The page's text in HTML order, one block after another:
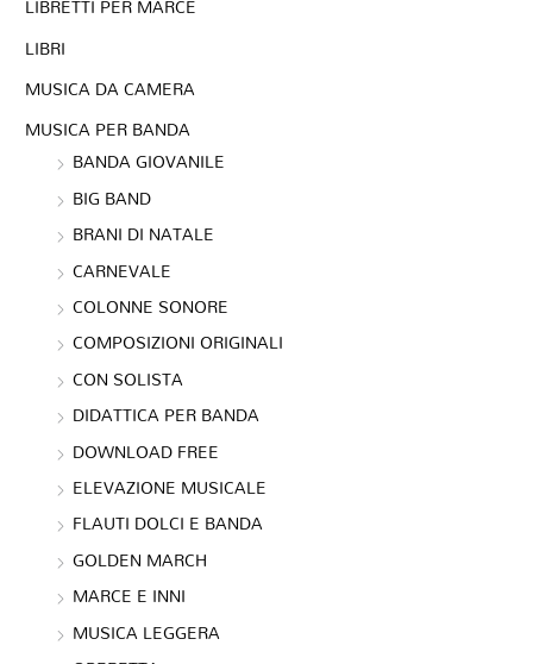
LIBRETTI PER MARCE
LIBRI
MUSICA DA CAMERA
MUSICA PER BANDA
BANDA GIOVANILE
BIG BAND
BRANI DI NATALE
CARNEVALE
COLONNE SONORE
COMPOSIZIONI ORIGINALI
CON SOLISTA
DIDATTICA PER BANDA
DOWNLOAD FREE
ELEVAZIONE MUSICALE
FLAUTI DOLCI E BANDA
GOLDEN MARCH
MARCE E INNI
MUSICA LEGGERA